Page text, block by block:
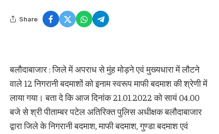
Share
बलौदाबाजार : जिले में अपराध से मुंह मोड़ने एवं मुख्यधारा में लौटने
वाले 12 निगरानी बदमाशों को इनाम स्वरूप माफी बदमाश की श्रेणी में
लाया गया। बता दे कि आज दिनांक 21.01.2022 को सायं 04.00
बजे से श्री पीताम्बर पटेल अतिरिक्त पुलिस अधीक्षक बलौदाबाजार
द्वारा जिले के निगरानी बदमाश, माफी बदमाश, गुण्डा बदमाश एवं